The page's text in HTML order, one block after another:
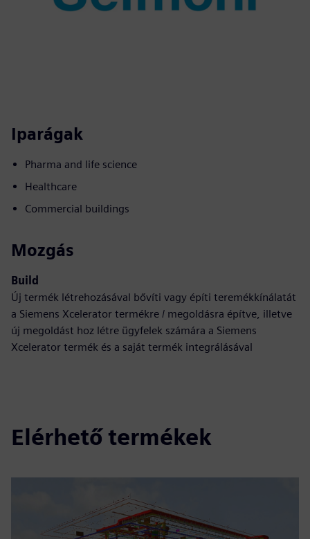
Iparágak
Pharma and life science
Healthcare
Commercial buildings
Mozgás
Build
Új termék létrehozásával bővíti vagy építi teremékkínálatát
a Siemens Xcelerator termékre / megoldásra építve, illetve
új megoldást hoz létre ügyfelek számára a Siemens
Xcelerator termék és a saját termék integrálásával
Elérhető termékek